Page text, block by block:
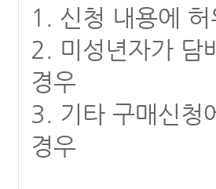
1. 신청 내용에
2. 미성년자가 담
경우
3. 기타 구매신청
경우